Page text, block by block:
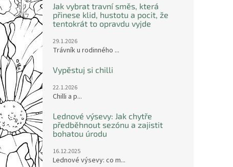
Jak vybrat travní směs, která
přinese klid, hustotu a pocit, že
tentokrát to opravdu vyjde
29.1.2026
Trávník u rodinného ...
Vypěstuj si chilli
22.1.2026
Chilli a p...
Lednové výsevy: Jak chytře
předběhnout sezónu a zajistit
bohatou úrodu
16.12.2025
Lednové výsevy: co m...